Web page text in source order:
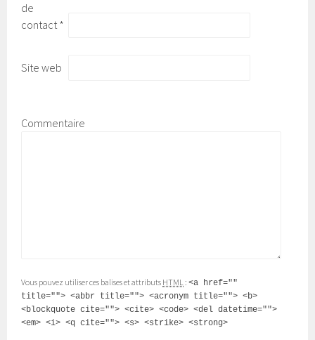
de
contact*
Site web
Commentaire
Vous pouvez utiliser ces balises et attributs HTML :<a href=""
title=""> <abbr title=""> <acronym title=""> <b>
<blockquote cite=""> <cite> <code> <del datetime="">
<em> <i> <q cite=""> <s> <strike> <strong>